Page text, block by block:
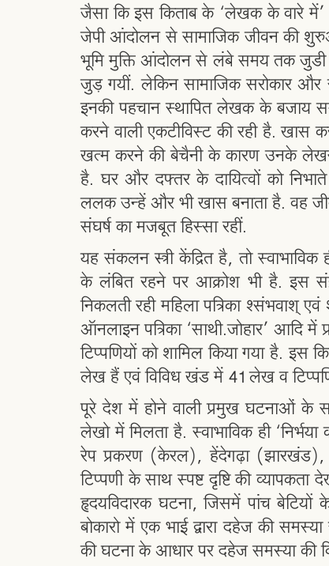
जैसा कि इस किताब के ‘लेखक के वारे
जेपी आंदोलन से सामाजिक जीवन की
भूमि मुक्ति आंदोलन से लंबे समय तक जुडी
जुड़ गयीं. लेकिन सामाजिक सरोकार
इनकी पहचान स्थापित लेखक के बजाय
करने वाली एकटीविस्ट की रही है. खास
खत्म करने की बेचैनी के कारण उनके लेखन
है. घर और दफ्तर के दायित्वों को
ललक उन्हें और भी खास बनाता है. वह
संघर्ष का मजबूत हिस्सा रहीं.
यह संकलन स्त्री केंद्रित है, तो
के लंबित रहने पर आक्रोश भी है. इस
निकलती रही महिला पत्रिका श्संभवाश्
ऑनलाइन पत्रिका ‘साथी.जोहार’ आदि
टिप्पणियों को शामिल किया गया है. इस
लेख हैं एवं विविध खंड में 41 लेख व
पूरे देश में होने वाली प्रमुख घटनाओं के
लेखो में मिलता है. स्वाभाविक ही
रेप प्रकरण (केरल), हेंदेगढ़ा
टिप्पणी के साथ स्पष्ट दृष्टि की
हृदयविदारक घटना, जिसमें पांच
बोकारो में एक भाई द्वारा दहेज की
की घटना के आधार पर दहेज समस्या की